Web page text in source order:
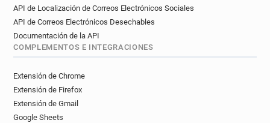
API de Localización de Correos Electrónicos Sociales
API de Correos Electrónicos Desechables
Documentación de la API
COMPLEMENTOS E INTEGRACIONES
Extensión de Chrome
Extensión de Firefox
Extensión de Gmail
Google Sheets